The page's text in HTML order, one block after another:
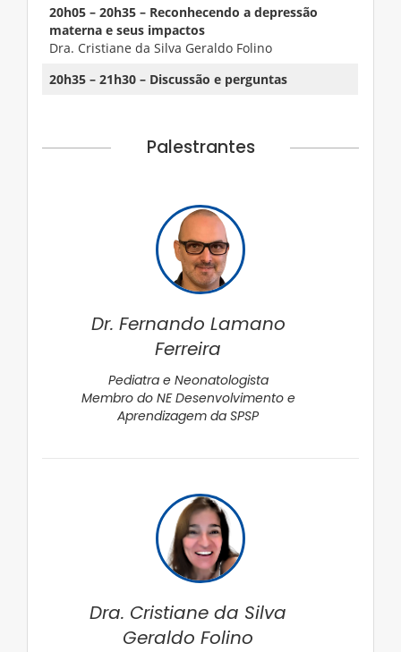
20h05 – 20h35 – Reconhecendo a depressão
materna e seus impactos
Dra. Cristiane da Silva Geraldo Folino
20h35 – 21h30 – Discussão e perguntas
Palestrantes
Dr. Fernando Lamano
Ferreira
Pediatra e Neonatologista
Membro do NE Desenvolvimento e
Aprendizagem da SPSP
Dra. Cristiane da Silva
Geraldo Folino